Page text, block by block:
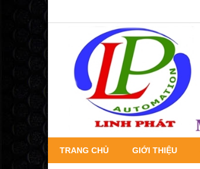
TRANG CHỦ GIỚI THIỆU